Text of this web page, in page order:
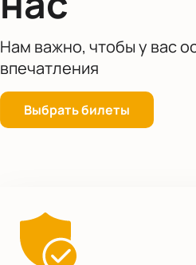
Нам важно, чтобы у вас
впечатления
Выбрать билеты